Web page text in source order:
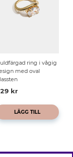
ring i vågig
med oval
kr
LÄGG TILL